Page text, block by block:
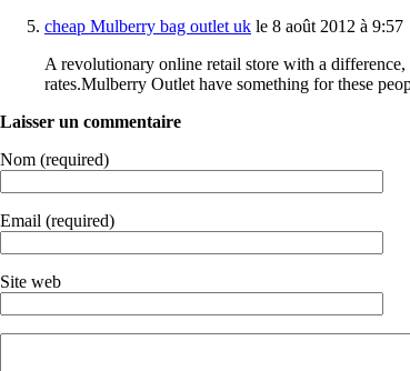
cheap Mulberry bag outlet uk le 8 août 2012 à 9:57
A revolutionary online retail store with a
rates.Mulberry Outlet have something for these
Laisser un commentaire
Nom (required)
Email (required)
Site web